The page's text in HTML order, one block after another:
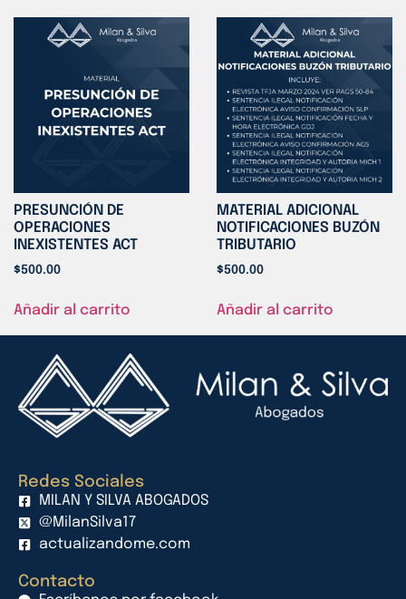
PRESUNCIÓN DE
OPERACIONES
INEXISTENTES ACT
$500.00
Añadir al carrito
MATERIAL ADICIONAL
NOTIFICACIONES BUZÓN
TRIBUTARIO
$500.00
Añadir al carrito
Redes Sociales
MILAN Y SILVA ABOGADOS
@MilanSilva17
actualizandome.com
Contacto